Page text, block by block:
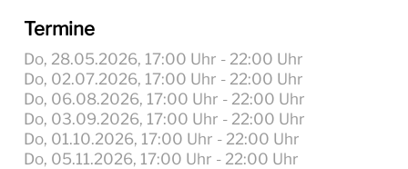
Termine
Do, 28.05.2026, 17:00 Uhr - 22:00 Uhr
Do, 02.07.2026, 17:00 Uhr - 22:00 Uhr
Do, 06.08.2026, 17:00 Uhr - 22:00 Uhr
Do, 03.09.2026, 17:00 Uhr - 22:00 Uhr
Do, 01.10.2026, 17:00 Uhr - 22:00 Uhr
Do, 05.11.2026, 17:00 Uhr - 22:00 Uhr